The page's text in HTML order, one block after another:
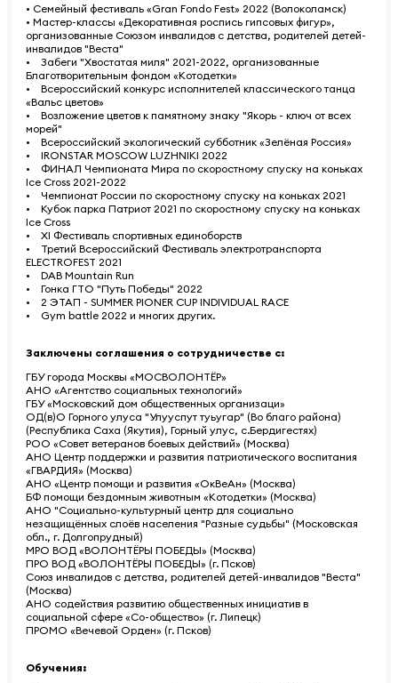
• Семейный фестиваль «Gran Fondo Fest» 2022 (Волоколамск)
• Мастер-классы «Декоративная роспись гипсовых фигур»,
организованные Союзом инвалидов с детства, родителей детей-
инвалидов "Веста"
• Забеги "Хвостатая миля" 2021-2022, организованные
Благотворительным фондом «Котодетки»
• Всероссийский конкурс исполнителей классического танца
«Вальс цветов»
• Возложение цветов к памятному знаку "Якорь - ключ от всех
морей"
• Всероссийский экологический субботник «Зелёная Россия»
• IRONSTAR MOSCOW LUZHNIKI 2022
• ФИНАЛ Чемпионата Мира по скоростному спуску на коньках
Ice Cross 2021-2022
• Чемпионат России по скоростному спуску на коньках 2021
• Кубок парка Патриот 2021 по скоростному спуску на коньках
Ice Cross
• XI Фестиваль спортивных единоборств
• Третий Всероссийский Фестиваль электротранспорта
ELECTROFEST 2021
• DAB Mountain Run
• Гонка ГТО "Путь Победы" 2022
• 2 ЭТАП - SUMMER PIONER CUP INDIVIDUAL RACE
• Gym battle 2022 и многих других.
Заключены соглашения о сотрудничестве с:
ГБУ города Москвы «МОСВОЛОНТЁР»
АНО «Агентство социальных технологий»
ГБУ «Московский дом общественных организаци»
ОД(в)О Горного улуса "Улууспут туьугар" (Во благо района)
(Республика Саха (Якутия), Горный улус, с.Бердигестях)
РОО «Совет ветеранов боевых действий» (Москва)
АНО Центр поддержки и развития патриотического воспитания
«ГВАРДИЯ» (Москва)
АНО «Центр помощи и развития «ОкВеАн» (Москва)
БФ помощи бездомным животным «Котодетки» (Москва)
АНО "Социально-культурный центр для социально
незащищённых слоёв населения "Разные судьбы" (Московская
обл., г. Долгопрудный)
МРО ВОД «ВОЛОНТЁРЫ ПОБЕДЫ» (Москва)
ПРО ВОД «ВОЛОНТЁРЫ ПОБЕДЫ» (г. Псков)
Союз инвалидов с детства, родителей детей-инвалидов "Веста"
(Москва)
АНО содействия развитию общественных инициатив в
социальной сфере «Со-общество» (г. Липецк)
ПРОМО «Вечевой Орден» (г. Псков)
Обучения: